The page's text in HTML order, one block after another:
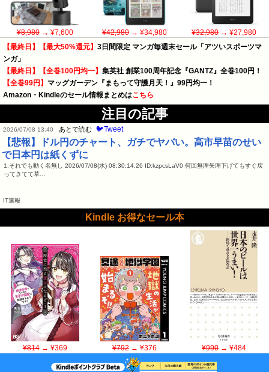
¥8,980→ ¥7,600 ¥42,980→ ¥34,980 ¥32,980→ ¥27,980
【最終日】【最大50%還元】 3日間限定 マンガ毎週末セール「アツいスポーツマ
ンガ」
【最終日】【全巻100円均一】 集英社 創業100周年記念『GANTZ』全巻100円！
【全巻99円】 マッグガーデン『まもって守護月天！』99円均一！
Amazon・Kindleのセール情報まとめはこちら
注目の記事
2026/07/08 13:40 あとで読む 🐦Tweet
【悲報】ドル円のチャート、ガチでヤバい。高市早苗のせい
で日本円は紙くずに
1:それでも動く名無し 2026/07/08(水) 08:30:14.26 ID:kzpcsLaV0 何回無理矢理下げてもすぐ戻
ってきてて草…
IT速報
Kindle お得なセール本
¥814→ ¥369 ¥792→ ¥376 ¥990→ ¥484